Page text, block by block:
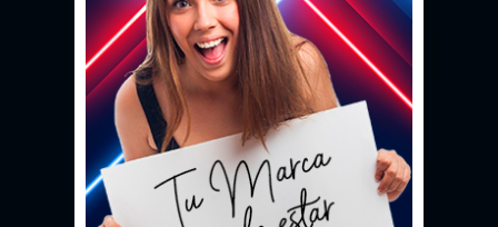
Ceddanne
Rafaela
pega HR
solitario
en la 3ra |
02/08/2026
Se vacían
por un
intento de
toque |
02/08/2026